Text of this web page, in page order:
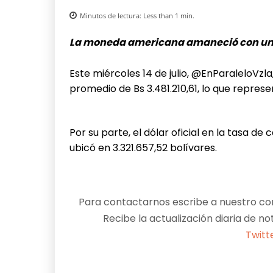
Minutos de lectura: Less than 1 min.
La moneda americana amaneció con
Este miércoles 14 de julio,
promedio de Bs 3.481.210,61, lo que
Por su parte, el dólar oficial en la tasa de
ubicó en 3.321.657,52 bolívares.
Para contactarnos escribe a nuestro
Recibe la actualización diaria de